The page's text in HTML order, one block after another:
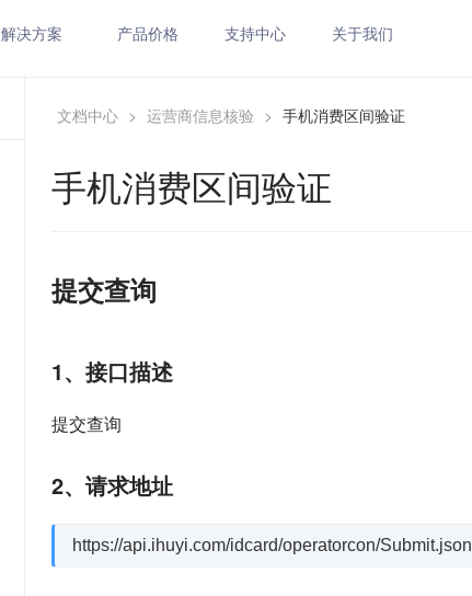
解决方案 产品价格 支持中心 关于我们
文档中心 > 运营商信息核验 > 手机消费区间验证
手机消费区间验证
提交查询
1、接口描述
提交查询
2、请求地址
https://api.ihuyi.com/idcard/operatorcon/Submit.json